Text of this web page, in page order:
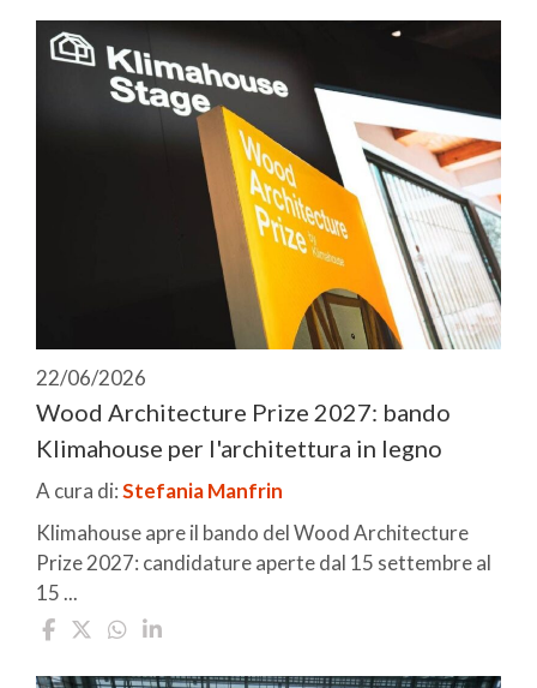
22/06/2026
Wood Architecture Prize 2027: bando
Klimahouse per l'architettura in legno
A cura di:Stefania Manfrin
Klimahouse apre il bando del Wood Architecture
Prize 2027: candidature aperte dal 15 settembre al
15 ...